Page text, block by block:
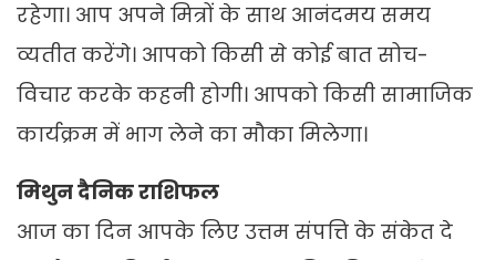
रहेगा। आप अपने मित्रों के साथ आनंदमय समय
व्यतीत करेंगे। आपको किसी से कोई बात सोच-
विचार करके कहनी होगी। आपको किसी सामाजिक
कार्यक्रम में भाग लेने का मौका मिलेगा।
मिथुन दैनिक राशिफल
आज का दिन आपके लिए उत्तम संपत्ति के संकेत दे